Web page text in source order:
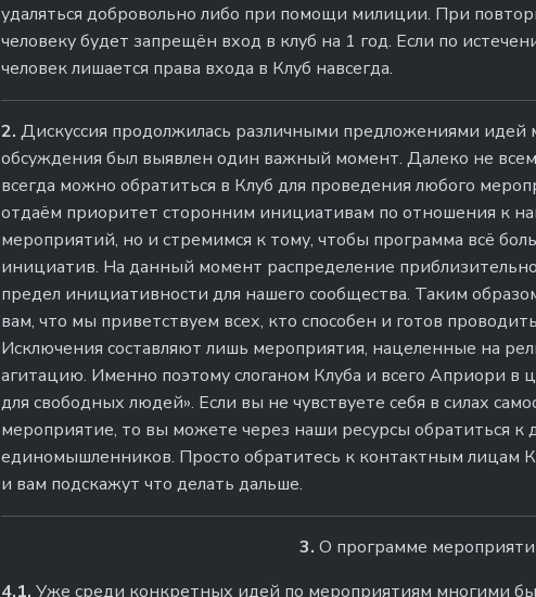
удаляться добровольно либо при помощи милиции. При
человеку будет запрещён вход в клуб на 1 год. Если по
человек лишается права входа в Клуб навсегда.
2. Дискуссия продолжилась различными предложениями идей
обсуждения был выявлен один важный момент. Далеко не всем
всегда можно обратиться в Клуб для проведения любого
отдаём приоритет сторонним инициативам по отношения к
мероприятий, но и стремимся к тому, чтобы программа всё
инициатив. На данный момент распределение
предел инициативности для нашего сообщества. Таким
вам, что мы приветствуем всех, кто способен и готов
Исключения составляют лишь мероприятия, нацеленные на
агитацию. Именно поэтому слоганом Клуба и всего Априори в
для свободных людей». Если вы не чувствуете себя в силах
мероприятие, то вы можете через наши ресурсы обратиться к
единомышленников. Просто обратитесь к контактным лицам
и вам подскажут что делать дальше.
3. О программе
4.1. Уже среди конкретных идей по мероприятиям многими